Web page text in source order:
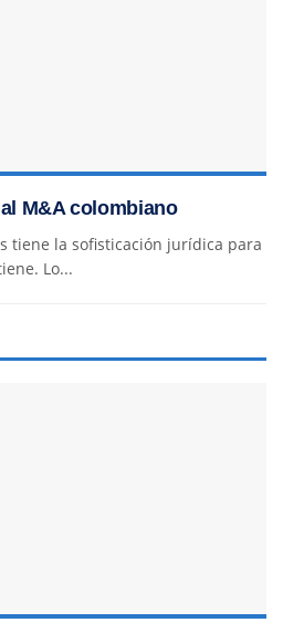
M&A colombiano
tiene la sofisticación jurídica para
Lo...